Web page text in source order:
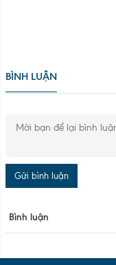
BÌNH LUẬN
Gửi bình luận
Bình luận